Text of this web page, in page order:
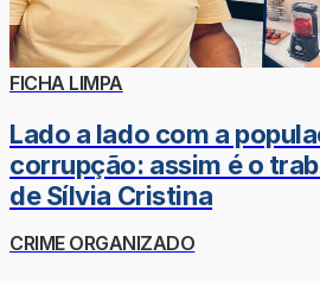
FICHA LIMPA
Lado a lado com a
corrupção: assim é o
de Sílvia Cristina
CRIME ORGANIZADO